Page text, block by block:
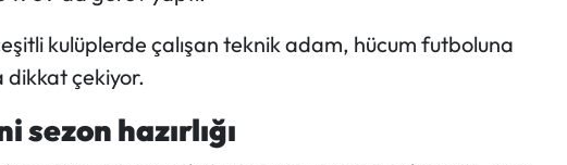
kulüplerde çalışan teknik adam, hücum futboluna
dikkat çekiyor.
hazırlığı